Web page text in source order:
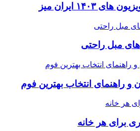
۱۴۰۳ ایران میز
مبل راحتی
و راهنمای انتخاب بهترین فوم
برای هر خانه